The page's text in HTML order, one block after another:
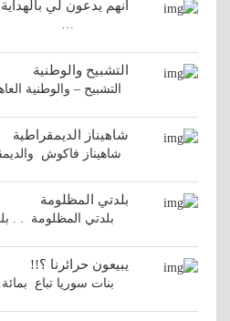
انهم يدعون لي بالهداية
…
التشبيح والوطنية
التشبيح – والوطنية
شاهيناز الديمقراطية
شاهيناز فاكوش
بلدتي المظلومة
بلدتي المظلومة . .
يبيعون حرائرنا ؟!!
بنات سوريا تباع